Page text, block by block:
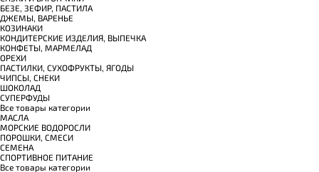
БЕЗЕ, ЗЕФИР, ПАСТИЛА
ДЖЕМЫ, ВАРЕНЬЕ
КОЗИНАКИ
КОНДИТЕРСКИЕ ИЗДЕЛИЯ, ВЫПЕЧКА
КОНФЕТЫ, МАРМЕЛАД
ОРЕХИ
ПАСТИЛКИ, СУХОФРУКТЫ, ЯГОДЫ
ЧИПСЫ, СНЕКИ
ШОКОЛАД
СУПЕРФУДЫ
Все товары категории
МАСЛА
МОРСКИЕ ВОДОРОСЛИ
ПОРОШКИ, СМЕСИ
СЕМЕНА
СПОРТИВНОЕ ПИТАНИЕ
Все товары категории